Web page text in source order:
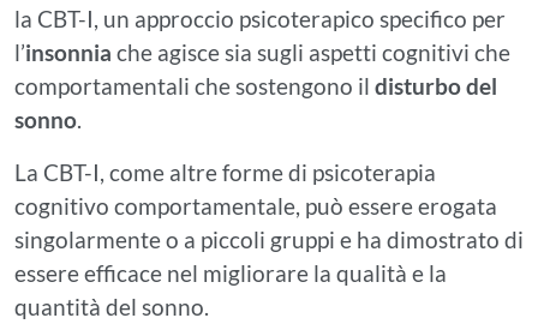
la CBT-I, un approccio psicoterapico specifico per
l’insonnia che agisce sia sugli aspetti cognitivi che
comportamentali che sostengono il disturbo del
sonno.
La CBT-I, come altre forme di psicoterapia
cognitivo comportamentale, può essere erogata
singolarmente o a piccoli gruppi e ha dimostrato di
essere efficace nel migliorare la qualità e la
quantità del sonno.